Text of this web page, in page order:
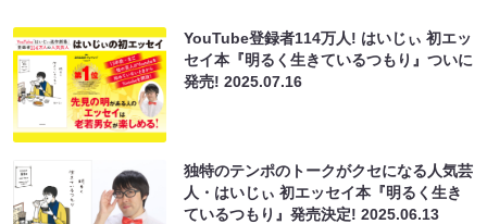
YouTube登録者114万人! はいじぃ 初エッ
セイ本『明るく生きているつもり』ついに
発売!2025.07.16
独特のテンポのトークがクセになる人気芸
人・はいじぃ 初エッセイ本『明るく生き
ているつもり』発売決定!2025.06.13